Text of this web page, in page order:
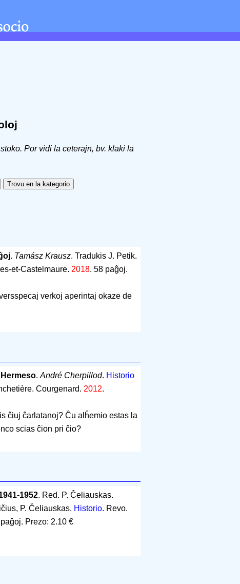
Por vidi la ceterajn, bv. klaki la
. Tamász Krausz. Tradukis J. Petik.
et-Castelmaure. 2018.58 paĝoj.
verkoj aperintaj okaze de
. André Cherpillod. Historio
Courgenard. 2012.
ĉiuj ĉarlatanoj? Ĉu alĥemio estas la
scias ĉion pri ĉio?
1952. Red. P. Ĉeliauskas.
P. Čeliauskas. Historio. Revo.
. Prezo: 2.10 €